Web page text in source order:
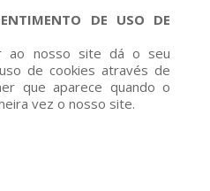
DE USO DE
ao nosso site dá o seu
de cookies através de
que aparece quando o
vez o nosso site.